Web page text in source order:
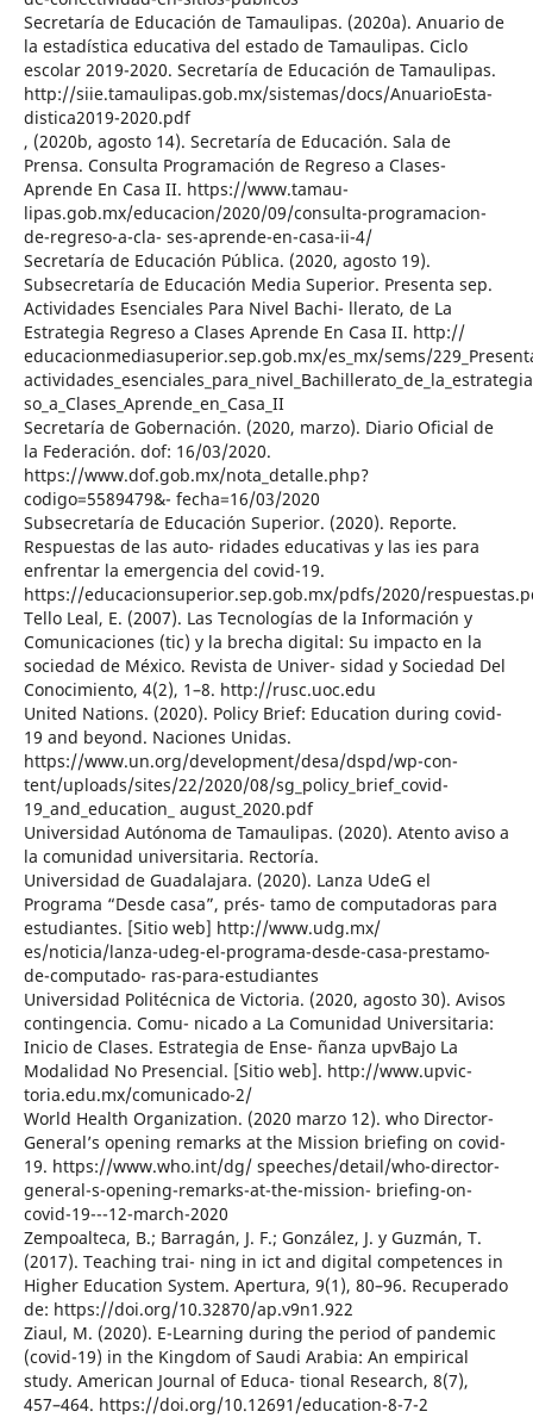
Secretaría de Educación de Tamaulipas. (2020a). Anuario de
la estadística educativa del estado de Tamaulipas. Ciclo
escolar 2019-2020. Secretaría de Educación de Tamaulipas.
http://siie.tamaulipas.gob.mx/sistemas/docs/AnuarioEsta-
distica2019-2020.pdf
, (2020b, agosto 14). Secretaría de Educación. Sala de
Prensa. Consulta Programación de Regreso a Clases-
Aprende En Casa II. https://www.tamau-
lipas.gob.mx/educacion/2020/09/consulta-programacion-
de-regreso-a-cla- ses-aprende-en-casa-ii-4/
Secretaría de Educación Pública. (2020, agosto 19).
Subsecretaría de Educación Media Superior. Presenta sep.
Actividades Esenciales Para Nivel Bachi- llerato, de La
Estrategia Regreso a Clases Aprende En Casa II. http://
educacionmediasuperior.sep.gob.mx/es_mx/sems/
so_a_Clases_Aprende_en_Casa_II
Secretaría de Gobernación. (2020, marzo). Diario Oficial de
la Federación. dof: 16/03/2020.
https://www.dof.gob.mx/nota_detalle.php?
codigo=5589479&- fecha=16/03/2020
Subsecretaría de Educación Superior. (2020). Reporte.
Respuestas de las auto- ridades educativas y las ies para
enfrentar la emergencia del covid-19.
https://educacionsuperior.sep.gob.mx/pdfs/2020/
Tello Leal, E. (2007). Las Tecnologías de la Información y
Comunicaciones (tic) y la brecha digital: Su impacto en la
sociedad de México. Revista de Univer- sidad y Sociedad Del
Conocimiento, 4(2), 1–8. http://rusc.uoc.edu
United Nations. (2020). Policy Brief: Education during covid-
19 and beyond. Naciones Unidas.
https://www.un.org/development/desa/dspd/wp-con-
tent/uploads/sites/22/2020/08/sg_policy_brief_covid-
19_and_education_ august_2020.pdf
Universidad Autónoma de Tamaulipas. (2020). Atento aviso a
la comunidad universitaria. Rectoría.
Universidad de Guadalajara. (2020). Lanza UdeG el
Programa “Desde casa”, prés- tamo de computadoras para
estudiantes. [Sitio web] http://www.udg.mx/
es/noticia/lanza-udeg-el-programa-desde-casa-prestamo-
de-computado- ras-para-estudiantes
Universidad Politécnica de Victoria. (2020, agosto 30). Avisos
contingencia. Comu- nicado a La Comunidad Universitaria:
Inicio de Clases. Estrategia de Ense- ñanza upvBajo La
Modalidad No Presencial. [Sitio web]. http://www.upvic-
toria.edu.mx/comunicado-2/
World Health Organization. (2020 marzo 12). who Director-
General’s opening remarks at the Mission briefing on covid-
19. https://www.who.int/dg/ speeches/detail/who-director-
general-s-opening-remarks-at-the-mission- briefing-on-
covid-19---12-march-2020
Zempoalteca, B.; Barragán, J. F.; González, J. y Guzmán, T.
(2017). Teaching trai- ning in ict and digital competences in
Higher Education System. Apertura, 9(1), 80–96. Recuperado
de: https://doi.org/10.32870/ap.v9n1.922
Ziaul, M. (2020). E-Learning during the period of pandemic
(covid-19) in the Kingdom of Saudi Arabia: An empirical
study. American Journal of Educa- tional Research, 8(7),
457–464. https://doi.org/10.12691/education-8-7-2